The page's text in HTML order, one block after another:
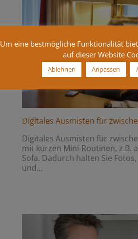
Digitales Ausmisten für
Digitales Ausmisten für
mit kurzen Mini-Routinen, z.B.
Sofa. Dadurch halten Sie
und…
Um eine bestmögliche Funktionalität
auf dieser Website
Ablehnen Anpassen